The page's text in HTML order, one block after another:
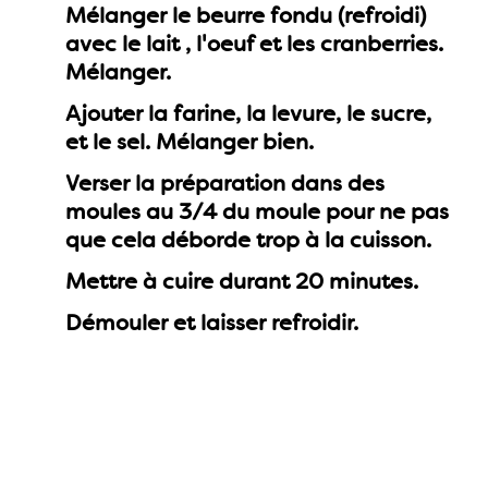
Mélanger le beurre fondu (refroidi)
avec le lait , l'oeuf et les cranberries.
Mélanger.
Ajouter la farine, la levure, le sucre,
et le sel. Mélanger bien.
Verser la préparation dans des
moules au 3/4 du moule pour ne pas
que cela déborde trop à la cuisson.
Mettre à cuire durant 20 minutes.
Démouler et laisser refroidir.